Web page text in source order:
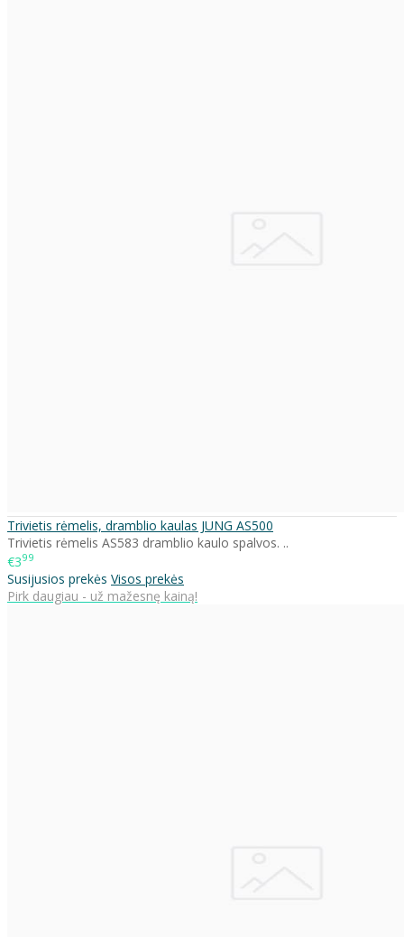
Trivietis rėmelis, dramblio kaulas JUNG AS500
Trivietis rėmelis AS583 dramblio kaulo spalvos. ..
€399
Susijusios prekės Visos prekės
Pirk daugiau - už mažesnę kainą!